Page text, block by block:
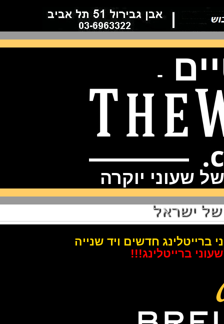
-
יוקרה
חדשים ויד שנייה
ברייטלינג!!!